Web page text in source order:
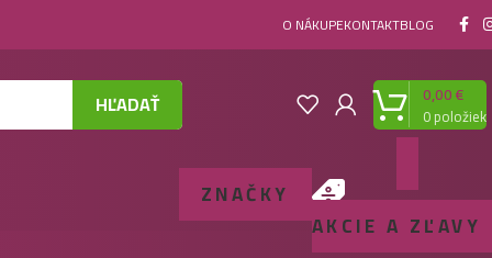
O NÁKUPEKONTAKTBLOG
HĽADAŤ 0položiek
0,00€
ZNAČKY
AKCIE A ZĽAVY